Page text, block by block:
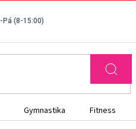
Gymnastika Fitness